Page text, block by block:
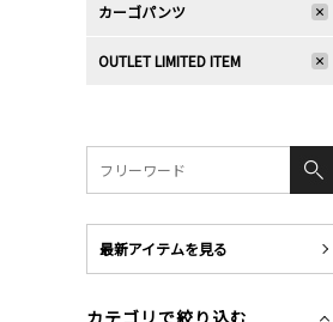
カーゴパンツ
OUTLET LIMITED ITEM
最新アイテムを見る